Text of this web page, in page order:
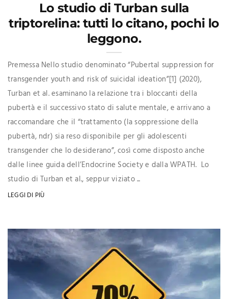
Lo studio di Turban sulla
triptorelina: tutti lo citano, pochi lo
leggono.
Premessa Nello studio denominato “Pubertal suppression for
transgender youth and risk of suicidal ideation”[1] (2020),
Turban et al. esaminano la relazione tra i bloccanti della
pubertà e il successivo stato di salute mentale, e arrivano a
raccomandare che il “trattamento (la soppressione della
pubertà, ndr) sia reso disponibile per gli adolescenti
transgender che lo desiderano”, così come disposto anche
dalle linee guida dell’Endocrine Society e dalla WPATH. Lo
studio di Turban et al., seppur viziato ...
LEGGI DI PIÙ